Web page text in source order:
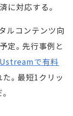
に対応する。
ルコンテンツ向
定。先行事例と
で有料
。最短1クリッ